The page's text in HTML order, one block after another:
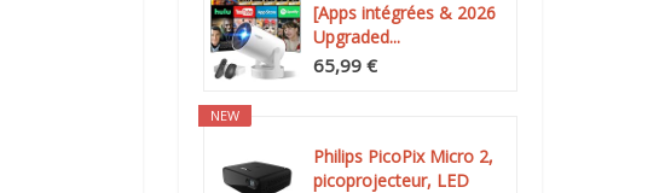
[Apps intégrées & 2026
Upgraded...
65,99 €
NEW
Philips PicoPix Micro 2,
picoprojecteur, LED